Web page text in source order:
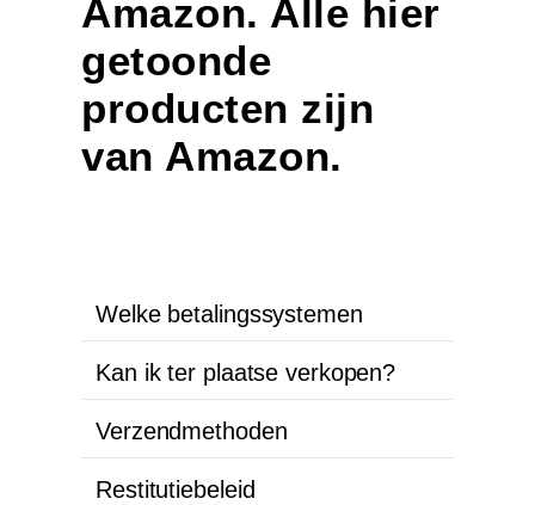
Amazon. Alle hier
getoonde
producten zijn
van Amazon.
Welke betalingssystemen
Kan ik ter plaatse verkopen?
Verzendmethoden
Restitutiebeleid